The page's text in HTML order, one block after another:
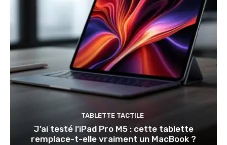
TABLETTE TACTILE
J’ai testé l’iPad Pro M5 : cette tablette
remplace-t-elle vraiment un MacBook ?